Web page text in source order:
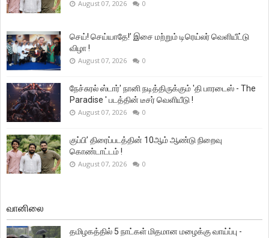
August 07, 2026 0
செய்! செய்யாதே!’ இசை மற்றும் டிரெய்லர் வெளியீட்டு
விழா !
August 07, 2026 0
நேச்சுரல் ஸ்டார்' நானி நடித்திருக்கும் 'தி பாரடைஸ் - The
Paradise ' படத்தின் டீசர் வெளியீடு !
August 07, 2026 0
குப்பி’ திரைப்படத்தின் 10ஆம் ஆண்டு நிறைவு
கொண்டாட்டம் !
August 07, 2026 0
வானிலை
தமிழகத்தில் 5 நாட்கள் மிதமான மழைக்கு வாய்ப்பு -